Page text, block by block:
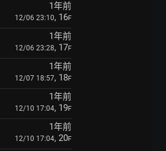
1年前
12/06 23:10, 16F
1年前
12/06 23:28, 17F
1年前
12/07 18:57, 18F
1年前
12/10 17:04, 19F
1年前
12/10 17:04, 20F